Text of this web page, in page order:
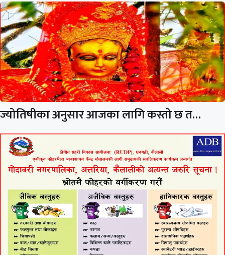
ज्योतिषीका अनुसार आजका लागि कस्तो छ त…